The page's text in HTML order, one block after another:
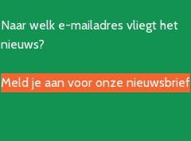
Naar welk e-mailadres vliegt het
nieuws?
Meld je aan voor onze nieuwsbrief